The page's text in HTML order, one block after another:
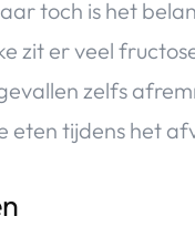
toch is het
zit er veel
zelfs
eten tijdens het